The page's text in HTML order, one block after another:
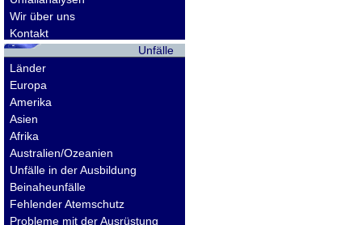
Wir über uns
Kontakt
Unfälle
Länder
Europa
Amerika
Asien
Afrika
Australien/Ozeanien
Unfälle in der Ausbildung
Beinaheunfälle
Fehlender Atemschutz
Probleme mit der Ausrüstung